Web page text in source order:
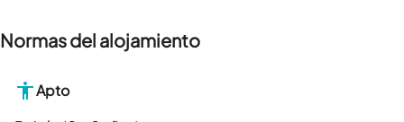
Normas del alojamiento
Apto